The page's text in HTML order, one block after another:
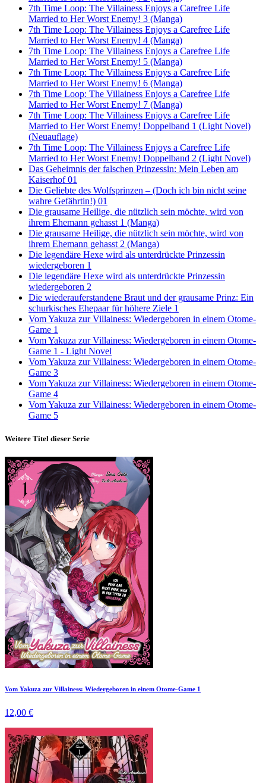
7th Time Loop: The Villainess Enjoys a Carefree Life
Married to Her Worst Enemy! 3 (Manga)
7th Time Loop: The Villainess Enjoys a Carefree Life
Married to Her Worst Enemy! 4 (Manga)
7th Time Loop: The Villainess Enjoys a Carefree Life
Married to Her Worst Enemy! 5 (Manga)
7th Time Loop: The Villainess Enjoys a Carefree Life
Married to Her Worst Enemy! 6 (Manga)
7th Time Loop: The Villainess Enjoys a Carefree Life
Married to Her Worst Enemy! 7 (Manga)
7th Time Loop: The Villainess Enjoys a Carefree Life
Married to Her Worst Enemy! Doppelband 1 (Light Novel)
(Neuauflage)
7th Time Loop: The Villainess Enjoys a Carefree Life
Married to Her Worst Enemy! Doppelband 2 (Light Novel)
Das Geheimnis der falschen Prinzessin: Mein Leben am
Kaiserhof 01
Die Geliebte des Wolfsprinzen – (Doch ich bin nicht seine
wahre Gefährtin!) 01
Die grausame Heilige, die nützlich sein möchte, wird von
ihrem Ehemann gehasst 1 (Manga)
Die grausame Heilige, die nützlich sein möchte, wird von
ihrem Ehemann gehasst 2 (Manga)
Die legendäre Hexe wird als unterdrückte Prinzessin
wiedergeboren 1
Die legendäre Hexe wird als unterdrückte Prinzessin
wiedergeboren 2
Die wiederauferstandene Braut und der grausame Prinz: Ein
schurkisches Ehepaar für höhere Ziele 1
Vom Yakuza zur Villainess: Wiedergeboren in einem Otome-
Game 1
Vom Yakuza zur Villainess: Wiedergeboren in einem Otome-
Game 1 - Light Novel
Vom Yakuza zur Villainess: Wiedergeboren in einem Otome-
Game 3
Vom Yakuza zur Villainess: Wiedergeboren in einem Otome-
Game 4
Vom Yakuza zur Villainess: Wiedergeboren in einem Otome-
Game 5
Weitere Titel dieser Serie
Vom Yakuza zur Villainess: Wiedergeboren in einem Otome-Game 1
12,00 €